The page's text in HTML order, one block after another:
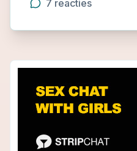
7 reacties